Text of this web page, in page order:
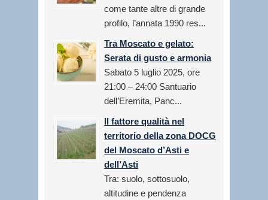
come tante altre di grande
profilo, l’annata 1990 res...
Tra Moscato e gelato:
Serata di gusto e armonia
Sabato 5 luglio 2025, ore
21:00 – 24:00 Santuario
dell’Eremita, Panc...
Il fattore qualità nel
territorio della zona DOCG
del Moscato d’Asti e
dell’Asti
Tra: suolo, sottosuolo,
altitudine e pendenza